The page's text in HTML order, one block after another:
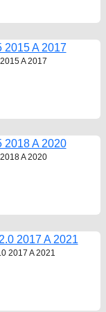
A 2017
A 2020
2017 A 2021